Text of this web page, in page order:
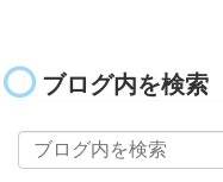
ブログ内を検索